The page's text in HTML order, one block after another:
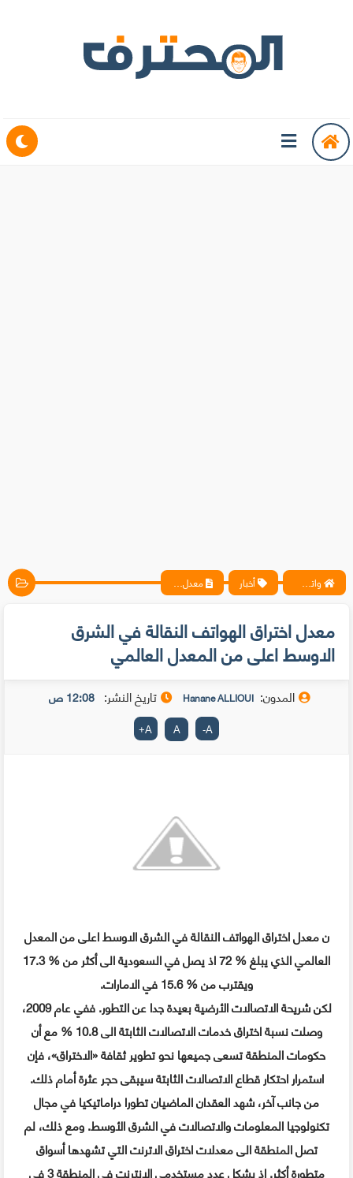
واتس آب ، فيسبوك ، أنترنت ، شروحات تقنية حصرية - المحترف أخبار معدل اختراق الهواتف النقالة في الشرق الاوسط اعلى من المعدل العالمي
معدل اختراق الهواتف النقالة في الشرق
الاوسط اعلى من المعدل العالمي
المدون: Hanane ALLIOUI تاريخ النشر: 12:08 ص
A
-
A
A
+
ن معدل اختراق الهواتف النقالة في الشرق الاوسط اعلى من المعدل
العالمي الذي يبلغ% 72 اذ يصل في السعودية الى أكثر من% 17.3
ويقترب من% 15.6
في الامارات.
لكن شريحة الاتصالات الأرضية بعيدة جدا عن التطور. ففي عام2009،
وصلت نسبة اختراق خدمات الاتصالات الثابتة الى10.8 %
مع أن
حكومات المنطقة تسعى جميعها نحو تطوير ثقافة «الاختراق»، فإن
استمرار احتكار قطاع الاتصالات الثابتة سيبقى حجر عثرة أمام ذلك.
من جانب آخر، شهد العقدان الماضيان تطورا دراماتيكيا في مجال
تكنولوجيا المعلومات والاتصالات في الشرق الأوسط. ومع ذلك، لم
تصل المنطقة الى معدلات اختراق الاترنت التي تشهدها أسواق
متطورة أكثر. اذ يشكل عدد مستخدمي الانترنت في المنطقة 3 في